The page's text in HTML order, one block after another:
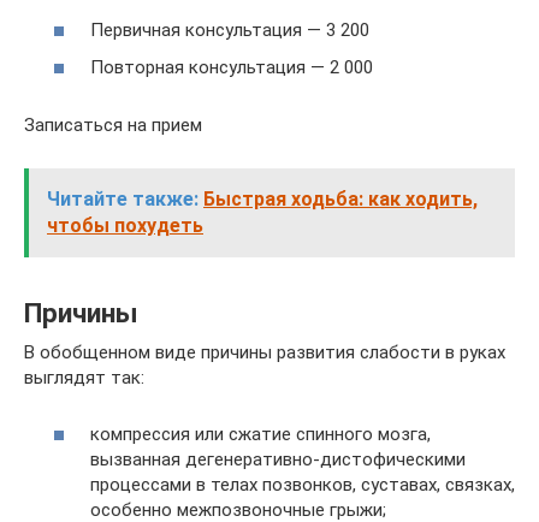
Первичная консультация — 3 200
Повторная консультация — 2 000
Записаться на прием
Читайте также: Быстрая ходьба: как ходить,
чтобы похудеть
Причины
В обобщенном виде причины развития слабости в руках
выглядят так:
компрессия или сжатие спинного мозга,
вызванная дегенеративно-дистофическими
процессами в телах позвонков, суставах, связках,
особенно межпозвоночные грыжи;